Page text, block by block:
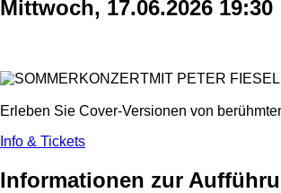
Mittwoch, 17.06.2026 19:30
MIT PETER
Erleben Sie Cover-Versionen von
Info & Tickets
Informationen zur